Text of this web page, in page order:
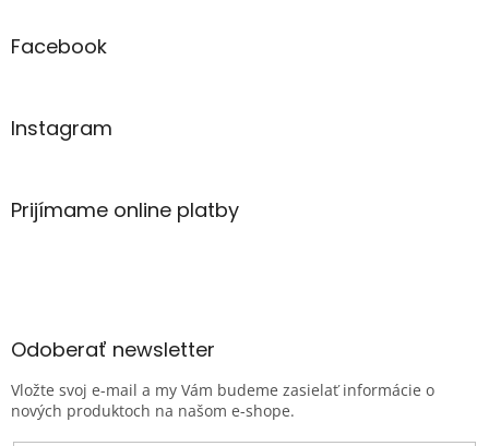
Facebook
Instagram
Prijímame online platby
Odoberať newsletter
Vložte svoj e-mail a my Vám budeme zasielať informácie o
nových produktoch na našom e-shope.